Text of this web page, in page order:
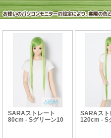
SARAストレート
80cm - Sグリーン10
SARAスト
120cm - S